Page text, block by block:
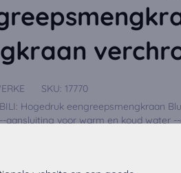
SKU: 17770
Hogedruk eengreepsmengkraan
aansluiting voor warm en koud water --